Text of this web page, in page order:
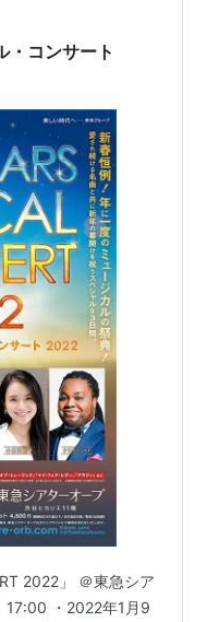
影響と、純粋にち
・コンサート
2022」 ＠東急シア
17:00 ・2022年1月9